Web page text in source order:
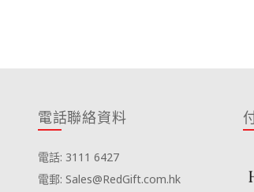
電話聯絡資料
電話: 3111 6427
電郵: Sales@RedGift.com.hk